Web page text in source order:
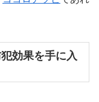
効果を手に入